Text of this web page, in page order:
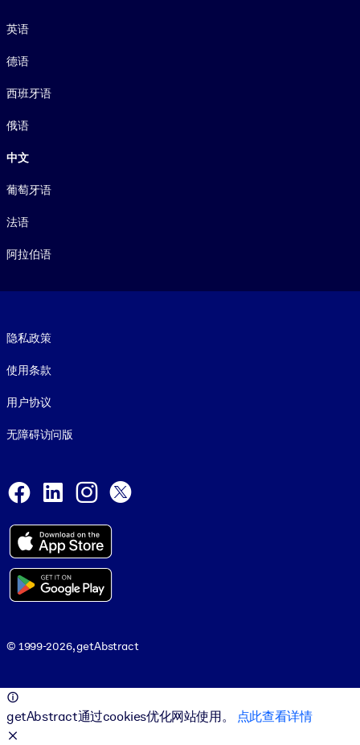
英语
德语
西班牙语
俄语
中文
葡萄牙语
法语
阿拉伯语
隐私政策
使用条款
用户协议
无障碍访问版
Facebook
LinkedInInstagram
© 1999-2026, getAbstract
getAbstract通过cookies优化网站使用。 点此查看详情